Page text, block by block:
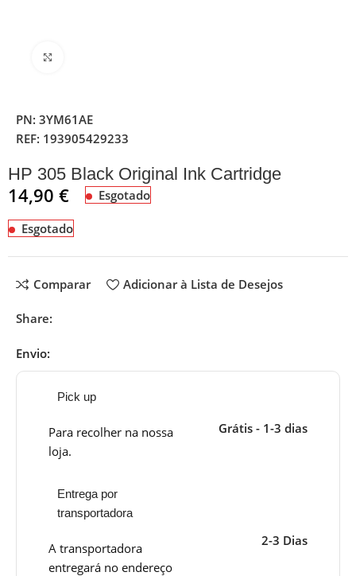
PN:3YM61AE
REF: 193905429233
HP 305 Black Original Ink Cartridge
14,90€ Esgotado
Esgotado
Comparar Adicionar à Lista de Desejos
Share:
Envio:
Pick up
Para recolher na nossa
loja.
Grátis - 1-3 dias
Entrega por
transportadora
A transportadora
entregará no endereço
2-3 Dias